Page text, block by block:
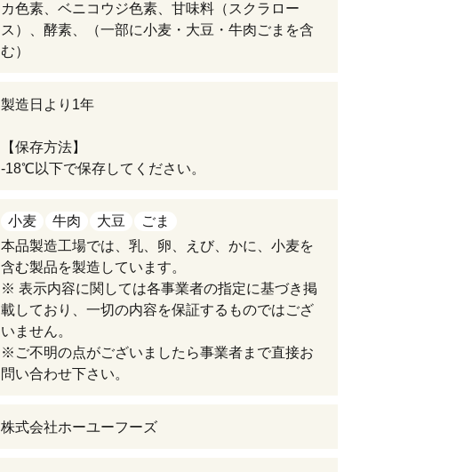
カ色素、ベニコウジ色素、甘味料（スクラロー
ス）、酵素、（一部に小麦・大豆・牛肉ごまを含
む）
製造日より1年
【保存方法】
-18℃以下で保存してください。
小麦 牛肉 大豆
ごま
本品製造工場では、乳、卵、えび、かに、小麦を
含む製品を製造しています。
※ 表示内容に関しては各事業者の指定に基づき掲
載しており、一切の内容を保証するものではござ
いません。
※ご不明の点がございましたら事業者まで直接お
問い合わせ下さい。
株式会社ホーユーフーズ